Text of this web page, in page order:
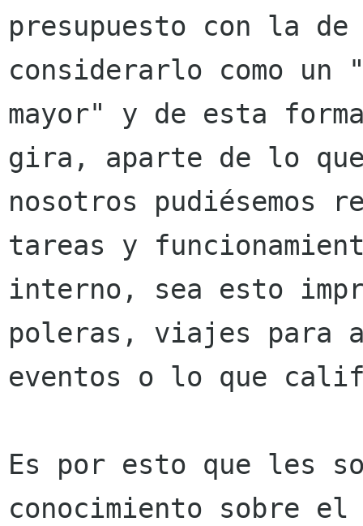
presupuesto con la
considerarlo como un
mayor" y de esta
gira, aparte de lo
nosotros pudiésemos
tareas y
interno, sea esto
poleras, viajes para
eventos o lo que
Es por esto que les
conocimiento sobre el